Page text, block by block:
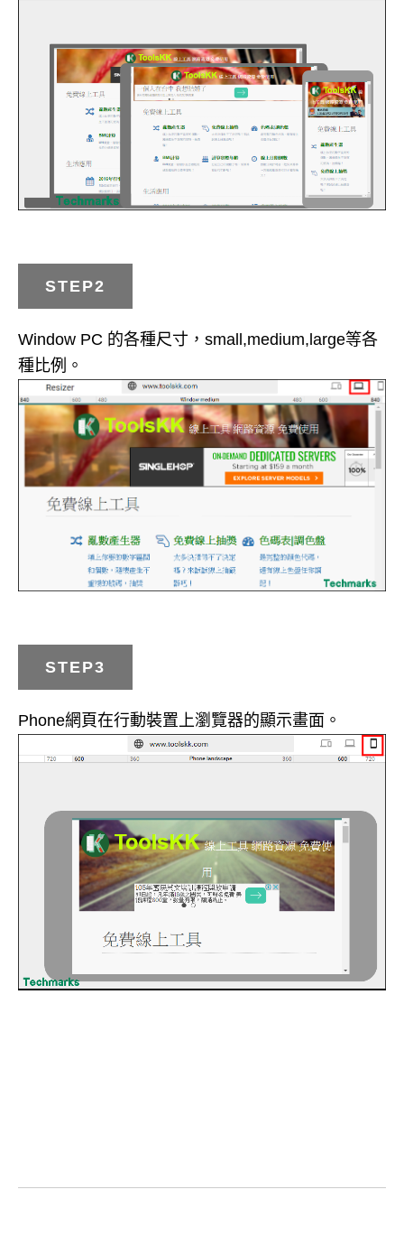
STEP2
Window PC 的各種尺寸，small,medium,large等各
種比例。
STEP3
Phone網頁在行動裝置上瀏覽器的顯示畫面。